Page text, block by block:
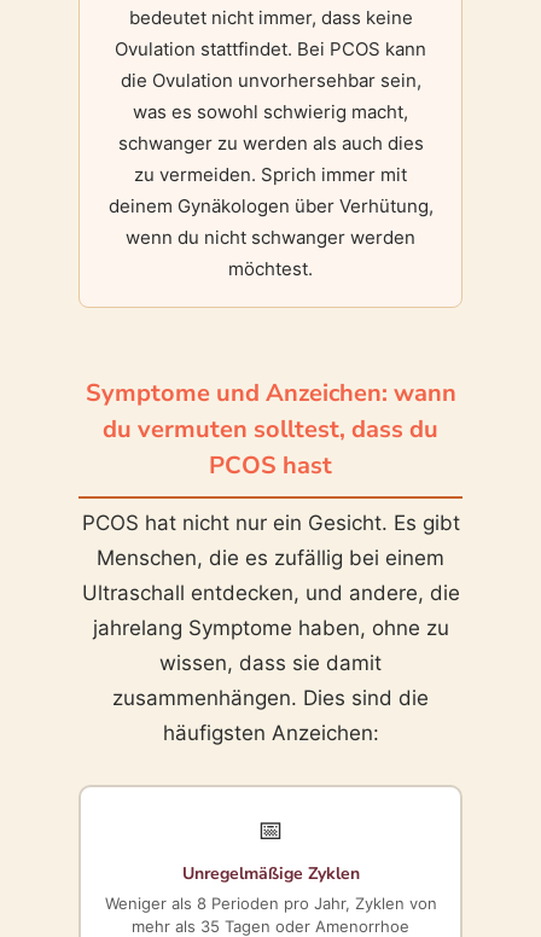
bedeutet nicht immer, dass keine
Ovulation stattfindet. Bei PCOS kann
die Ovulation unvorhersehbar sein,
was es sowohl schwierig macht,
schwanger zu werden als auch dies
zu vermeiden. Sprich immer mit
deinem Gynäkologen über Verhütung,
wenn du nicht schwanger werden
möchtest.
Symptome und Anzeichen: wann
du vermuten solltest, dass du
PCOS hast
PCOS hat nicht nur ein Gesicht. Es gibt
Menschen, die es zufällig bei einem
Ultraschall entdecken, und andere, die
jahrelang Symptome haben, ohne zu
wissen, dass sie damit
zusammenhängen. Dies sind die
häufigsten Anzeichen:
📅
Unregelmäßige Zyklen
Weniger als 8 Perioden pro Jahr, Zyklen von
mehr als 35 Tagen oder Amenorrhoe